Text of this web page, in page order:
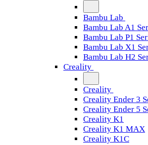
Bambu Lab
Bambu Lab A1
Bambu Lab P1
Bambu Lab X1
Bambu Lab H2
Creality
Creality
Creality Ender 3
Creality Ender 5
Creality K1
Creality K1 MAX
Creality K1C